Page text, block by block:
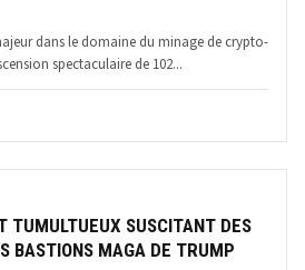
dans le domaine du minage de crypto-
spectaculaire de 102...
TUMULTUEUX SUSCITANT DES
BASTIONS MAGA DE TRUMP